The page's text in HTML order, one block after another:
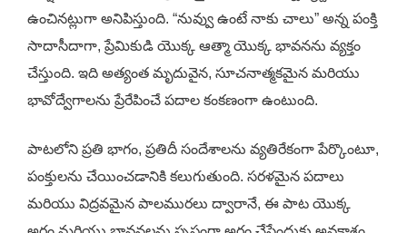
ఉంచినట్లుగా అనిపిస్తుంది. “నువ్వు ఉంటే నాకు చాలు” అన్న పంక్తి
సాదాసీదాగా, ప్రేమికుడి యొక్క ఆత్మా యొక్క భావనను వ్యక్తం
చేస్తుంది. ఇది అత్యంత మృదువైన, సూచనాత్మకమైన మరియు
భావోద్వేగాలను ప్రేరేపించే పదాల కంకణంగా ఉంటుంది.
పాటలోని ప్రతి భాగం, ప్రతిదీ సందేశాలను వ్యతిరేకంగా పేర్కొంటూ,
పంక్తులను చేయించడానికి కలుగుతుంది. సరళమైన పదాలు
మరియు విద్రవమైన పాలమురలు ద్వారానే, ఈ పాట యొక్క